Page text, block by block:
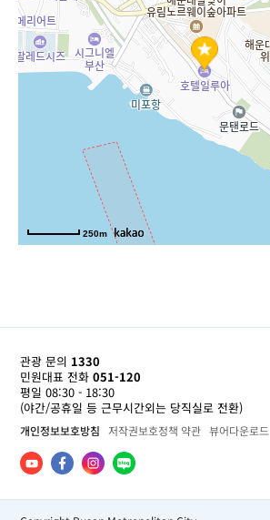
250m
관광 문의 1330
민원대표 전화 051-120
평일 08:30 - 18:30
(야간/공휴일 등 근무시간외는 당직실로 전환)
개인정보보호방침 저작권보호정책 약관 뷰어다운로드